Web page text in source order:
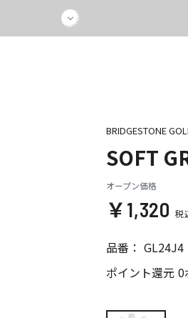
BRIDGESTONE
SOFT
オープン価格
￥1,320
品番： GL24J4
ポイント還元 0